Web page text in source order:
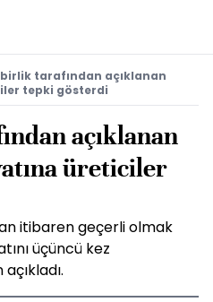
tarafından açıklanan
tepki gösterdi
açıklanan
üreticiler
itibaren geçerli olmak
üçüncü kez